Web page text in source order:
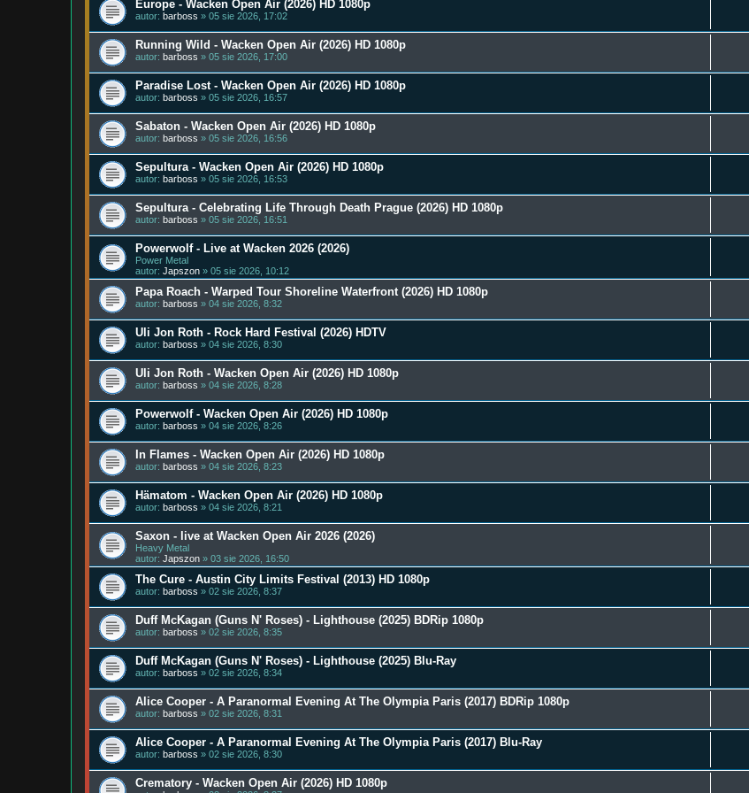
Europe - Wacken Open Air (2026) HD 1080p
autor: barboss » 05 sie 2026, 17:02
Running Wild - Wacken Open Air (2026) HD 1080p
autor: barboss » 05 sie 2026, 17:00
Paradise Lost - Wacken Open Air (2026) HD 1080p
autor: barboss » 05 sie 2026, 16:57
Sabaton - Wacken Open Air (2026) HD 1080p
autor: barboss » 05 sie 2026, 16:56
Sepultura - Wacken Open Air (2026) HD 1080p
autor: barboss » 05 sie 2026, 16:53
Sepultura - Celebrating Life Through Death Prague (2026) HD 1080p
autor: barboss » 05 sie 2026, 16:51
​Powerwolf - Live at Wacken 2026 (2026)
Power Metal
autor: Japszon » 05 sie 2026, 10:12
Papa Roach - Warped Tour Shoreline Waterfront (2026) HD 1080p
autor: barboss » 04 sie 2026, 8:32
Uli Jon Roth - Rock Hard Festival (2026) HDTV
autor: barboss » 04 sie 2026, 8:30
Uli Jon Roth - Wacken Open Air (2026) HD 1080p
autor: barboss » 04 sie 2026, 8:28
Powerwolf - Wacken Open Air (2026) HD 1080p
autor: barboss » 04 sie 2026, 8:26
In Flames - Wacken Open Air (2026) HD 1080p
autor: barboss » 04 sie 2026, 8:23
Hämatom - Wacken Open Air (2026) HD 1080p
autor: barboss » 04 sie 2026, 8:21
Saxon - live at Wacken Open Air 2026 (2026)
Heavy Metal
autor: Japszon » 03 sie 2026, 16:50
The Cure - Austin City Limits Festival (2013) HD 1080p
autor: barboss » 02 sie 2026, 8:37
Duff McKagan (Guns N' Roses) - Lighthouse (2025) BDRip 1080p
autor: barboss » 02 sie 2026, 8:35
Duff McKagan (Guns N' Roses) - Lighthouse (2025) Blu-Ray
autor: barboss » 02 sie 2026, 8:34
Alice Cooper - A Paranormal Evening At The Olympia Paris (2017) BDRip 1080p
autor: barboss » 02 sie 2026, 8:31
Alice Cooper - A Paranormal Evening At The Olympia Paris (2017) Blu-Ray
autor: barboss » 02 sie 2026, 8:30
Crematory - Wacken Open Air (2026) HD 1080p